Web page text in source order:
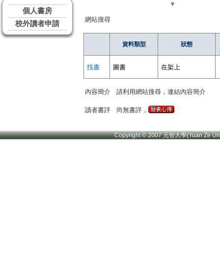
個人書房
校外讀者申請
▼
網站搜尋
資料類型 狀態
找書 圖書 在架上
內容簡介 請利用網站搜尋，連結內容簡介
讀者書評 尚無書評，
Copyright © 2007 元智大學(Yuan Ze